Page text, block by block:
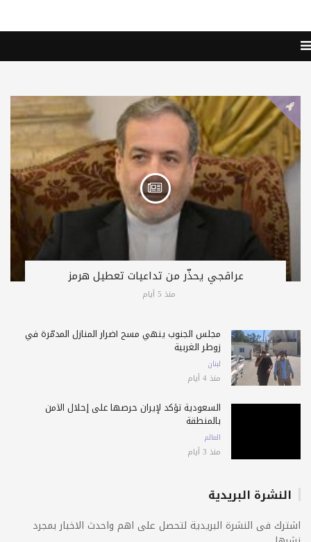
عراقجي يحذّر من تداعيات تعطيل هرمز
منذ 5 أيام
مجلس الجنوب ينهي مسح أضرار المنازل المدمّرة في
زوطر الغربية
لبنان
منذ 4 أيام
السعودية تؤكد لإيران حرصها على إحلال الأمن
بالمنطقة
العالم
منذ 3 أيام
النشرة البريدية
اشترك فى النشرة البريدية لتحصل على اهم واحدث الاخبار بمجرد